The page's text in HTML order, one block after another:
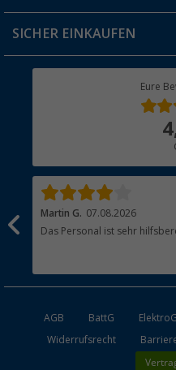
Jobs & Karriere
Rücksendung
SICHER EINKAUFEN
Eure
Martin G. 07.08.2026
Das Personal ist sehr
AGB BattG ElektroG
Widerrufsrecht